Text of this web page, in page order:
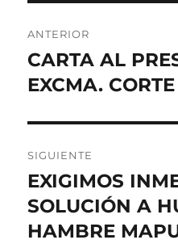
de
entradas
ANTERIOR
Entrada
anterior:
CARTA AL
EXCMA.
SIGUIENTE
Entrada
siguiente:
EXIGIMOS
SOLUCIÓN A
HAMBRE